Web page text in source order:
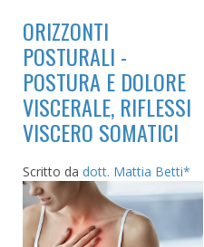
ORIZZONTI
POSTURALI -
POSTURA E DOLORE
VISCERALE, RIFLESSI
VISCERO SOMATICI
Scritto da dott. Mattia Betti*